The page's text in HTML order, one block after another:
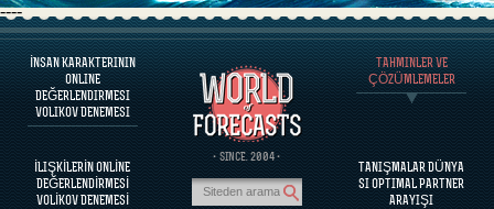
----
İNSAN KARAKTERININ
ONLINE
DEĞERLENDIRMESI
VOLIKOV DENEMESI
İLIŞKİLERİN ONLİNE
DEĞERLENDİRMESİ
VOLİKOV DENEMESİ
· SINCE. 2004 ·
TAHMINLER VE
ÇÖZÜMLEMELER
TANIŞMALAR DÜNYA
SI OPTIMAL PARTNER
ARAYIŞI
PROGRAM HAKKINDA
İNSAN KARAKTERINI DEĞERLENDIRINIZ
ÜNLÜ KIŞILIKLERI KARAKTER DEĞERLENDIRILMESI
PROGRAM HAKKINDA
PARTNERLERIN BAĞDAŞABILIRLIĞINI DEĞERLENDIRINIZ
TAHMINLER VE ÇÖZÜMLEMELER